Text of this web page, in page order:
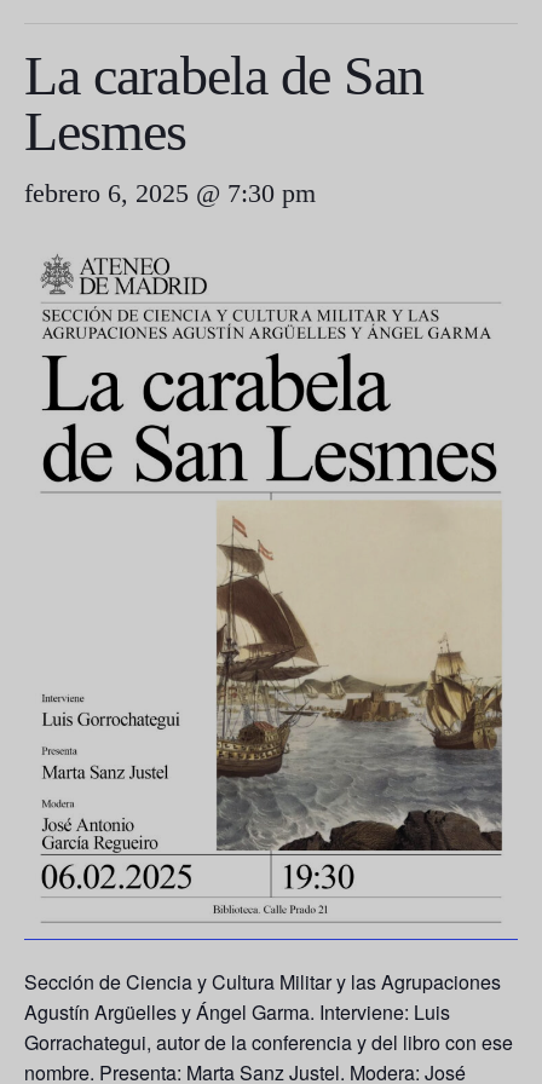
La carabela de San
Lesmes
febrero 6, 2025 @ 7:30 pm
Sección de Ciencia y Cultura Militar y las Agrupaciones
Agustín Argüelles y Ángel Garma. Interviene: Luis
Gorrachategui, autor de la conferencia y del libro con ese
nombre. Presenta: Marta Sanz Justel. Modera: José